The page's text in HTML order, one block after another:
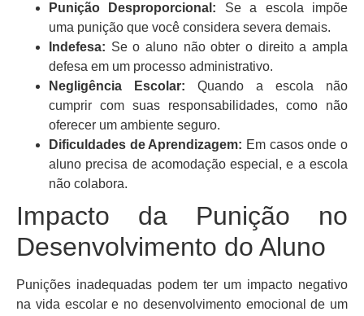
Punição Desproporcional: Se a escola impõe
uma punição que você considera severa demais.
Indefesa: Se o aluno não obter o direito a ampla
defesa em um processo administrativo.
Negligência Escolar: Quando a escola não
cumprir com suas responsabilidades, como não
oferecer um ambiente seguro.
Dificuldades de Aprendizagem: Em casos onde o
aluno precisa de acomodação especial, e a escola
não colabora.
Impacto da Punição no
Desenvolvimento do Aluno
Punições inadequadas podem ter um impacto negativo
na vida escolar e no desenvolvimento emocional de um